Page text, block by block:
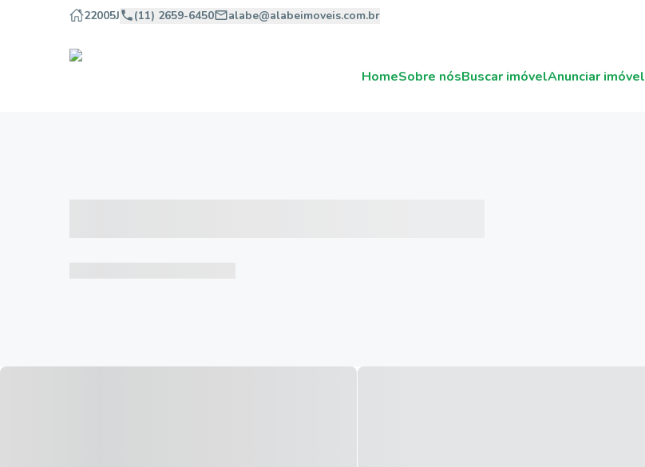
22005J (11) 2659-6450 alabe@alabeimoveis.com.br
HomeSobre nósBuscar imóvelAnunciar imóvel